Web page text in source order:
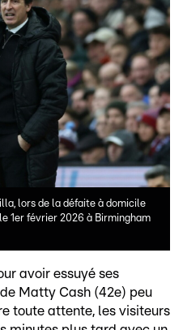
lors de la défaite à domicile
1er février 2026 à Birmingham
avoir essuyé ses
Matty Cash (42e) peu
toute attente, les visiteurs